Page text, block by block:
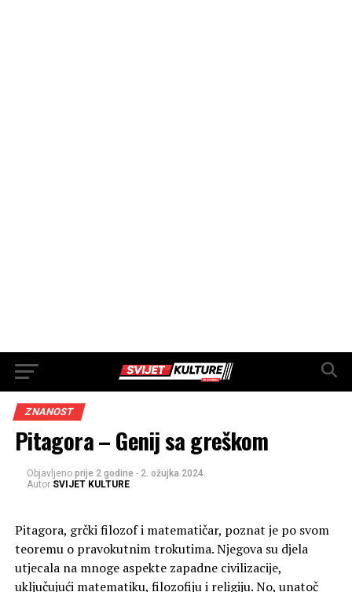
ZNANOST
Pitagora – Genij sa greškom
Objavljeno prije 2 godine - 2. ožujka 2024.
Autor SVIJET KULTURE
Pitagora, grčki filozof i matematičar, poznat je po svom
teoremu o pravokutnim trokutima. Njegova su djela
utjecala na mnoge aspekte zapadne civilizacije,
uključujući matematiku, filozofiju i religiju. No, unatoč